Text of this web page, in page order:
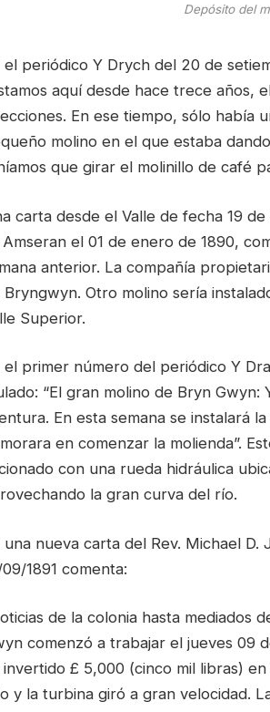
Depósito del
el periódico Y Drych del 20 de
aquí desde hace trece años,
En ese tiempo, sólo había
molino en el que estaba
que girar el molinillo de café
carta desde el Valle de fecha 19
el 01 de enero de 1890,
anterior. La compañía
Bryngwyn. Otro molino sería
Superior.
el primer número del periódico Y
“El gran molino de Bryn
En esta semana se instalará
en comenzar la molienda”.
con una rueda hidráulica
la gran curva del río.
una nueva carta del Rev. Michael
1891 comenta:
de la colonia hasta mediados
comenzó a trabajar el jueves 09
invertido £ 5,000 (cinco mil libras)
y la turbina giró a gran velocidad.